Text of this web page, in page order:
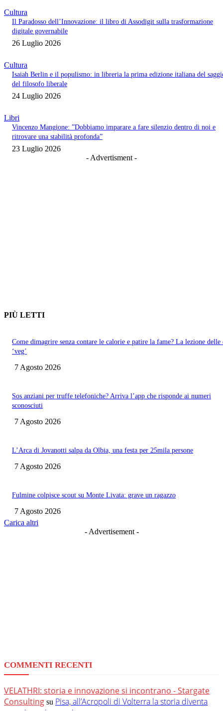
Cultura
Il Paradosso dell’Innovazione: il libro di Assodigit sulla trasformazione
digitale governabile
26 Luglio 2026
Cultura
Isaiah Berlin e il populismo: in libreria la prima edizione italiana del
del filosofo liberale
24 Luglio 2026
Libri
Vincenzo Mangione: ”Dobbiamo imparare a fare silenzio dentro di noi e
ritrovare una stabilità profonda”
23 Luglio 2026
- Advertisment -
PIÙ LETTI
Come dimagrire senza contare le calorie e patire la fame? La lezione delle
‘veg’
7 Agosto 2026
Sos anziani per truffe telefoniche? Arriva l’app che risponde ai numeri
sconosciuti
7 Agosto 2026
L’Arca di Jovanotti salpa da Olbia, una festa per 25mila persone
7 Agosto 2026
Fulmine colpisce scout su Monte Livata: grave un ragazzo
7 Agosto 2026
Carica altri
- Advertisement -
COMMENTI RECENTI
VELATHRI: storia e innovazione si incontrano - Stargate
Consulting su Pisa, all’Acropoli di Volterra la storia diventa